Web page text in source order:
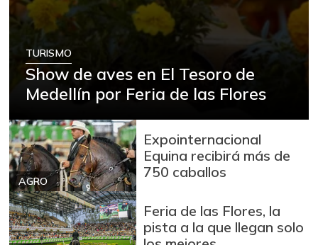
TURISMO
Show de aves en El Tesoro de
Medellín por Feria de las Flores
AGRO
Expointernacional
Equina recibirá más de
750 caballos
Feria de las Flores, la
pista a la que llegan solo